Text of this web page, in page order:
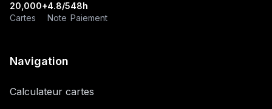
20,000+
Cartes
4.8/5
Note
48h
Paiement
Navigation
Calculateur cartes